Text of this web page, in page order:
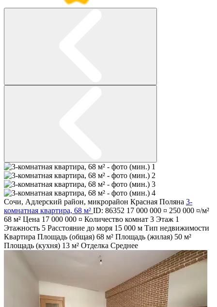
Сочи, Адлерский район, микрорайон Красная Поляна 3-
комнатная квартира, 68 м² ID: 86352 17 000 000 ¤ 250 000 ¤/м²
68 м² Цена 17 000 000 ¤ Количество комнат 3 Этаж 1
Этажность 5 Расстояние до моря 15 000 м Тип недвижимости
Квартира Площадь (общая) 68 м² Площадь (жилая) 50 м²
Площадь (кухня) 13 м² Отделка Среднее